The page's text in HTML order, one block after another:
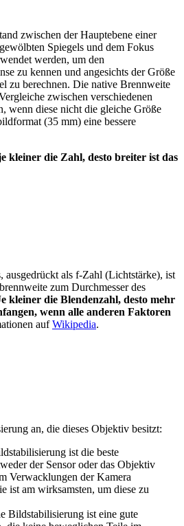
zwischen der Hauptebene einer
Spiegels und dem Fokus
werden, um den
zu kennen und angesichts der Größe
zu berechnen. Die native Brennweite
zwischen verschiedenen
wenn diese nicht die gleiche Größe
(35 mm) eine bessere
kleiner die Zahl, desto breiter ist das
ausgedrückt als f-Zahl (Lichtstärke), ist
zum Durchmesser des
kleiner die Blendenzahl, desto mehr
wenn alle anderen Faktoren
aufWikipedia.
an, die dieses Objektiv besitzt:
ist die beste
der Sensor oder das Objektiv
Verwacklungen der Kamera
ist am wirksamsten, um diese zu
Bildstabilisierung ist eine gute